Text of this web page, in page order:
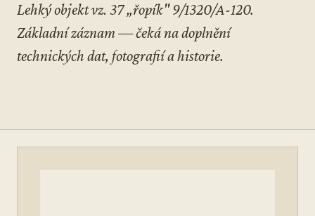
Lehký objekt vz. 37 „řopík" 9/1320/A-120.
Základní záznam — čeká na doplnění
technických dat, fotografií a historie.